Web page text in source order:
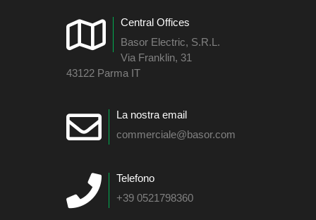
Central Offices
Basor Electric, S.R.L.
Via Franklin, 31
43122 Parma IT
La nostra email
commerciale@basor.com
Telefono
+39 0521798360